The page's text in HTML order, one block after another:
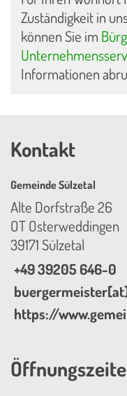
Zuständigkeit in
können Sie im
Informationen
Kontakt
Gemeinde Sülzetal
Alte Dorfstraße 26
OT Osterweddingen
39171 Sülzetal
+49 39205 646-0
https://